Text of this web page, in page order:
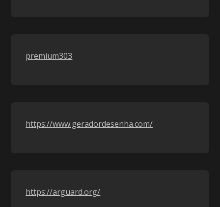
premium303
https://www.geradordesenha.com/
https://arguard.org/